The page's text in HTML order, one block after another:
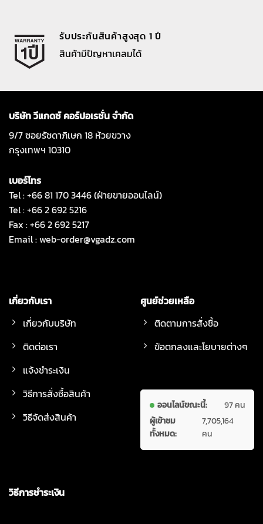
รับประกันสินค้าสูงสุด 1 ปี
สินค้ามีปัญหาเคลมได้
บริษัท วีแกดซ์ คอร์ปอเรชั่น จำกัด
9/7 ซอยรัชดาภิเษก 18 ห้วยขวาง
กรุงเทพฯ 10310
เบอร์โทร
Tel : +66 81 170 3446 (ฝ่ายขายออนไลน์)
Tel : +66 2 692 5216
Fax : +66 2 692 5217
Email :web-order@vgadz.com
เกี่ยวกับเรา
เกี่ยวกับบริษัท
ติดต่อเรา
แจ้งชำระเงิน
วิธีการสั่งซื้อสินค้า
วิธีจัดส่งสินค้า
ศูนย์ช่วยเหลือ
ติดตามการสั่งซื้อ
ข้อตกลงและโยบายต่างๆ
ออนไลน์ขณะนี้:
97 คน
ผู้เข้าชม
ทั้งหมด:
7,705,164
คน
วิธีการชำระเงิน